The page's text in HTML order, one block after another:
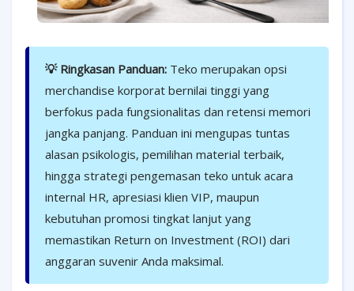
💡 Ringkasan Panduan: Teko merupakan opsi
merchandise korporat bernilai tinggi yang
berfokus pada fungsionalitas dan retensi memori
jangka panjang. Panduan ini mengupas tuntas
alasan psikologis, pemilihan material terbaik,
hingga strategi pengemasan teko untuk acara
internal HR, apresiasi klien VIP, maupun
kebutuhan promosi tingkat lanjut yang
memastikan Return on Investment (ROI) dari
anggaran suvenir Anda maksimal.